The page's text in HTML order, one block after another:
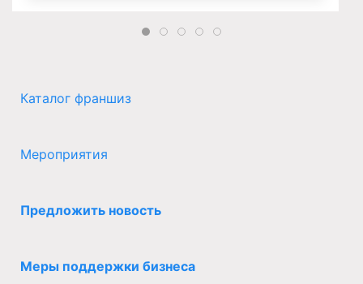
Каталог франшиз
Мероприятия
Предложить новость
Меры поддержки бизнеса